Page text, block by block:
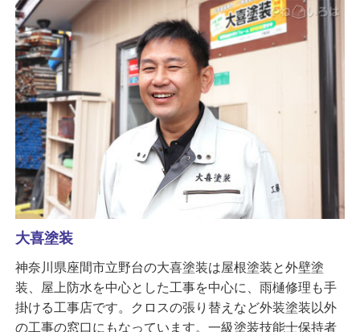
大喜塗装
神奈川県座間市立野台の大喜塗装は屋根塗装と外壁塗
装、屋上防水を中心とした工事を中心に、雨樋修理も手
掛ける工事店です。クロスの張り替えなど外装塗装以外
の工事の窓口にもなっています。一級塗装技能士保持者